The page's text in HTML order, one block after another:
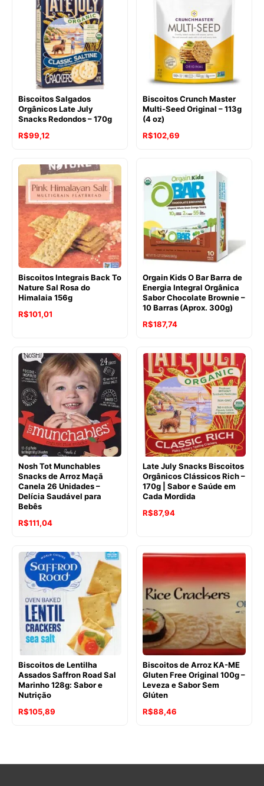
R$119,44.R$93,71.
Biscoitos Salgados
Orgânicos Late July
Snacks Redondos – 170g
R$99,12
Biscoitos Crunch Master
Multi-Seed Original – 113g
(4 oz)
R$102,69
Biscoitos Integrais Back To
Nature Sal Rosa do
Himalaia 156g
O
era:
R$108,15.
R$101,01
é:
R$101,01.
Orgain Kids O Bar Barra de
Energia Integral Orgânica
Sabor Chocolate Brownie –
10 Barras (Aprox. 300g)
R$187,74
Nosh Tot Munchables
Snacks de Arroz Maçã
Canela 26 Unidades –
Delícia Saudável para
Bebês
R$111,04
Late July Snacks Biscoitos
Orgânicos Clássicos Rich –
170g | Sabor e Saúde em
Cada Mordida
O
era:
R$99,12.
R$87,94O
é:
R$87,94.
Biscoitos de Lentilha
Assados Saffron Road Sal
Marinho 128g: Sabor e
Nutrição
R$105,89
Biscoitos de Arroz KA-ME
Gluten Free Original 100g –
Leveza e Sabor Sem
Glúten
O
R$88,46